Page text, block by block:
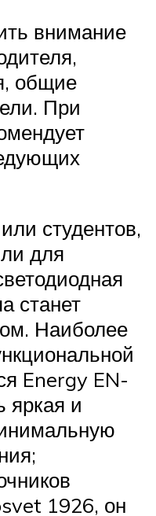
внимание
общие
При
студентов,
для
станет
Наиболее
Energy EN-
яркая и
1926, он